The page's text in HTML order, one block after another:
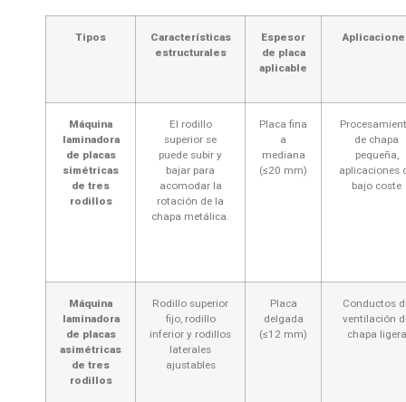
Tipos
Características
estructurales
Espesor
de placa
aplicable
Máquina
laminadora
de placas
simétricas
de tres
rodillos
El rodillo
superior se
puede subir y
bajar para
acomodar la
rotación de la
chapa metálica.
Placa fina
a
mediana
(≤20 mm)
de chapa
pequeña,
aplicaciones
bajo coste
Máquina
laminadora
de placas
asimétricas
de tres
rodillos
Rodillo superior
fijo, rodillo
inferior y rodillos
laterales
ajustables
Placa
delgada
(≤12 mm)
Conductos
ventilación
chapa ligera